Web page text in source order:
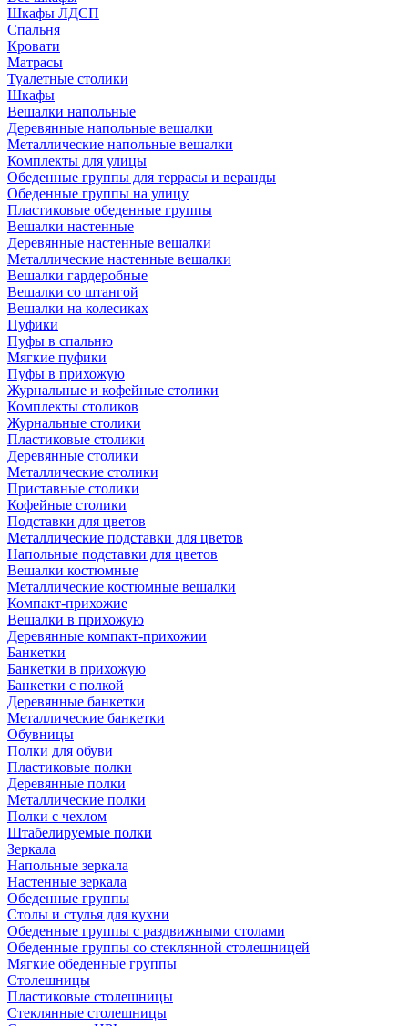
Шкафы ЛДСП
Спальня
Кровати
Матрасы
Туалетные столики
Шкафы
Вешалки напольные
Деревянные напольные вешалки
Металлические напольные вешалки
Комплекты для улицы
Обеденные группы для террасы и веранды
Обеденные группы на улицу
Пластиковые обеденные группы
Вешалки настенные
Деревянные настенные вешалки
Металлические настенные вешалки
Вешалки гардеробные
Вешалки со штангой
Вешалки на колесиках
Пуфики
Пуфы в спальню
Мягкие пуфики
Пуфы в прихожую
Журнальные и кофейные столики
Комплекты столиков
Журнальные столики
Пластиковые столики
Деревянные столики
Металлические столики
Приставные столики
Кофейные столики
Подставки для цветов
Металлические подставки для цветов
Напольные подставки для цветов
Вешалки костюмные
Металлические костюмные вешалки
Компакт-прихожие
Вешалки в прихожую
Деревянные компакт-прихожии
Банкетки
Банкетки в прихожую
Банкетки с полкой
Деревянные банкетки
Металлические банкетки
Обувницы
Полки для обуви
Пластиковые полки
Деревянные полки
Металлические полки
Полки с чехлом
Штабелируемые полки
Зеркала
Напольные зеркала
Настенные зеркала
Обеденные группы
Столы и стулья для кухни
Обеденные группы с раздвижными столами
Обеденные группы со стеклянной столешницей
Мягкие обеденные группы
Столешницы
Пластиковые столешницы
Стеклянные столешницы